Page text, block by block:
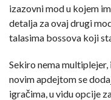
izazovni mod u kojem
detalja za ovaj drugi
talasima bossova koji
Sekiro nema
novim apdejtom se
igračima, u vidu opcije